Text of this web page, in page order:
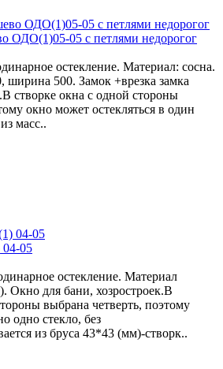
ОДО(1)05-05 с петлями недорогог
остекление. Материал: сосна.
500. Замок +врезка замка
створке окна с одной стороны
окно может остекляться в один
масс..
05
остекление. Материал
Окно для бани, хозростроек.В
выбрана четверть, поэтому
одно стекло, без
из бруса 43*43 (мм)-створк..